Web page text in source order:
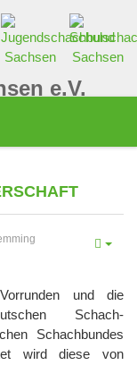
e.V.
und die
Schach-
Schachbundes
wird diese von